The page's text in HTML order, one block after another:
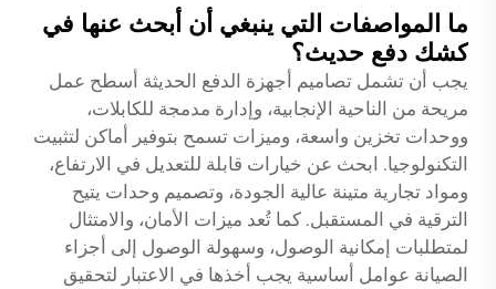
ما المواصفات التي ينبغي أن أبحث عنها في
كشك دفع حديث؟
يجب أن تشمل تصاميم أجهزة الدفع الحديثة أسطح عمل
مريحة من الناحية الإنجابية، وإدارة مدمجة للكابلات،
ووحدات تخزين واسعة، وميزات تسمح بتوفير أماكن لتثبيت
التكنولوجيا. ابحث عن خيارات قابلة للتعديل في الارتفاع،
ومواد تجارية متينة عالية الجودة، وتصميم وحدات يتيح
الترقية في المستقبل. كما تُعد ميزات الأمان، والامتثال
لمتطلبات إمكانية الوصول، وسهولة الوصول إلى أجزاء
الصيانة عوامل أساسية يجب أخذها في الاعتبار لتحقيق